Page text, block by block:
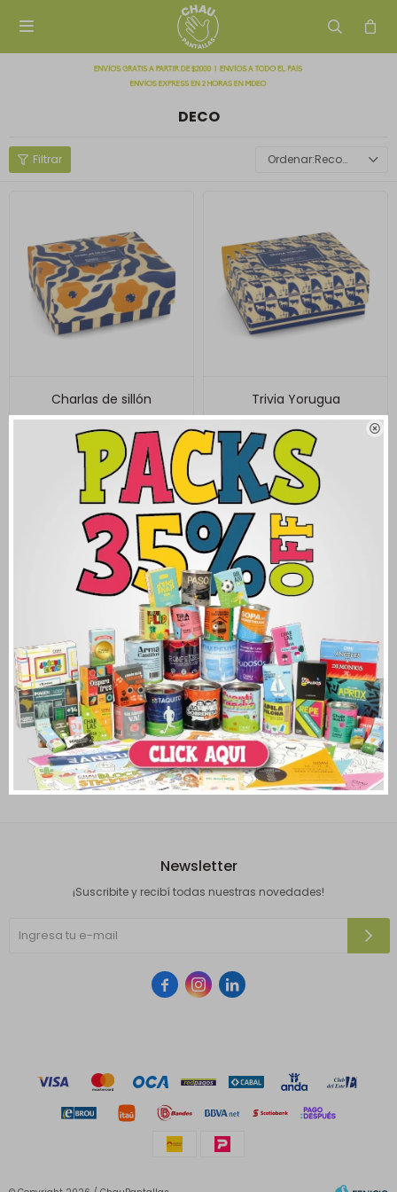


DECO
Recomendados
Charlas de sillón
$920
Trivia Yorugua
$920
Que suene la trivia
$920
Newsletter
¡Suscribite y recibí todas nuestras novedades!
  